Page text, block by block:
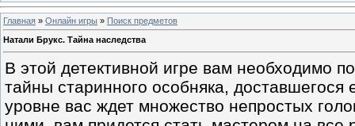
Главная » Онлайн игры » Поиск предметов
Натали Брукс. Тайна наследства
В этой детективной игре вам необходимо
тайны старинного особняка,
уровне вас ждет множество непростых